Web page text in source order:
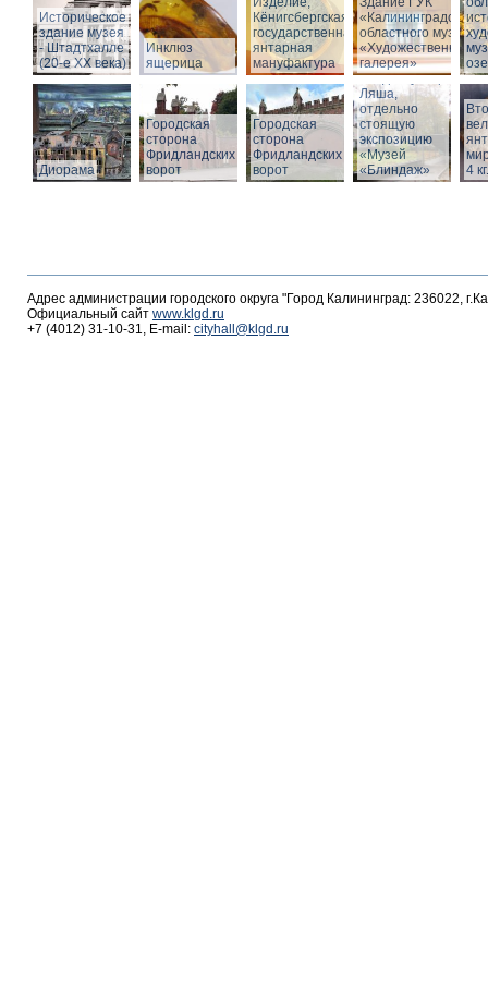
Историческое
здание музея
- Штадтхалле
(20-е XX века)
Инклюз
ящерица
Кёнигсбергская
государственная
янтарная
мануфактура
«Калининградского
областного музея
«Художественная
галерея»
Диорама
Городская
сторона
Фридландских
ворот
Городская
сторона
Фридландских
ворот
Вход в бункер
Ляша,
отдельно
стоящую
экспозицию
«Музей
«Блиндаж»
4
Адрес администрации городского округа "Город Калининград: 236022,
Официальный сайт www.klgd.ru
+7 (4012) 31-10-31, E-mail: cityhall@klgd.ru